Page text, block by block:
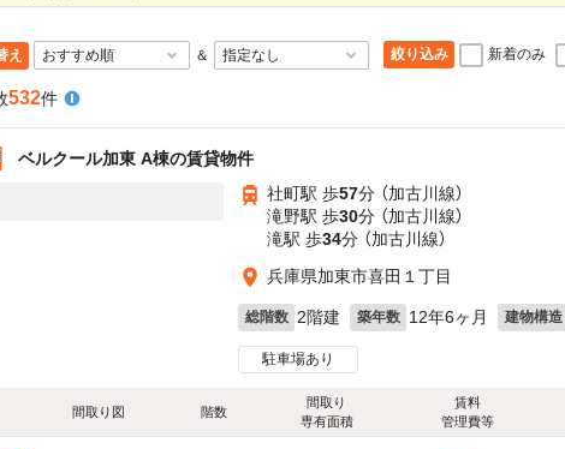
え ＆ 絞り込み 新着のみ
532件
ベルクール加東 A棟の賃貸物件
社町駅 歩57分 （加古川線）
滝野駅 歩30分 （加古川線）
滝駅 歩34分 （加古川線）
兵庫県加東市喜田１丁目
総階数 2階建 築年数 12年6ヶ月 建物構造
駐車場あり
間取り図 階数
間取り
専有面積
賃料
管理費等